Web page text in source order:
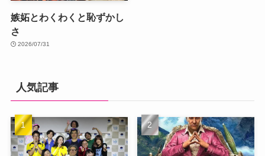
嫉妬とわくわくと恥ずかし
さ
2026/07/31
人気記事